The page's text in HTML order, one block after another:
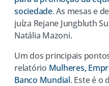
sociedade. As mesas e
juíza Rejane Jungbluth
Natália Mazoni.
Um dos principais
relatório Mulheres,
Banco Mundial. Este é o